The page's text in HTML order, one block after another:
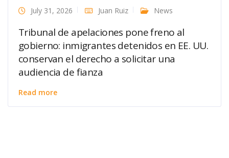
July 31, 2026 Juan Ruiz News
Tribunal de apelaciones pone freno al
gobierno: inmigrantes detenidos en EE. UU.
conservan el derecho a solicitar una
audiencia de fianza
Read more